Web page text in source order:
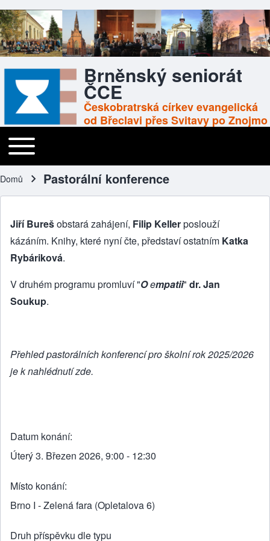
Brněnský seniorát
ČCE
Českobratrská církev evangelická
od Břeclavi přes Svitavy po Znojmo
Main navigation
Toggle main menu
Domů Pastorální konference
Jiří Burešobstará zahájení, Filip Kellerposlouží
kázáním. Knihy, které nyní čte, představí ostatním Katka
Rybáriková.
V druhém programu promluví "Oempatii" dr. Jan
Soukup.
Přehled pastorálních konferencí pro školní rok 2025/2026
je k nahlédnutí zde.
Datum konání
Úterý 3. Březen 2026, 9:00 - 12:30
Místo konání
Brno I - Zelená fara (Opletalova 6)
Druh příspěvku dle typu